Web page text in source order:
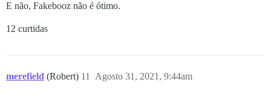
E não, Fakebooz não é ótimo.
12 curtidas
merefield (Robert) Agosto 31, 2021, 9:44am
11